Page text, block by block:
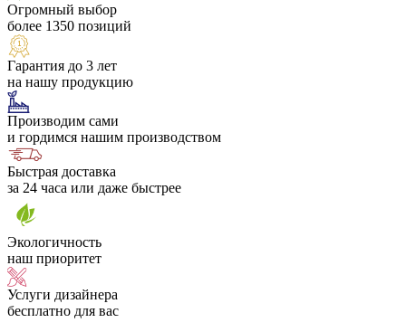
Огромный выбор
более 1350 позиций
Гарантия до 3 лет
на нашу продукцию
Производим сами
и гордимся нашим производством
Быстрая доставка
за 24 часа или даже быстрее
Экологичность
наш приоритет
Услуги дизайнера
бесплатно для вас